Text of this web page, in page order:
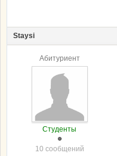
Staysi
Абитуриент
Студенты
10 сообщений